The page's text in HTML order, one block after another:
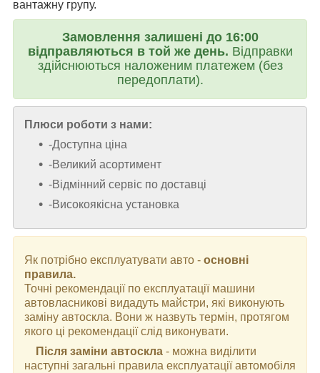
вантажну групу.
Замовлення залишені до 16:00
відправляються в той же день. Відправки
здійснюються наложеним платежем (без
передоплати).
Плюси роботи з нами:
-Доступна ціна
-Великий асортимент
-Відмінний сервіс по доставці
-Високоякісна установка
Як потрібно експлуатувати авто - основні
правила.
Точні рекомендації по експлуатації машини
автовласникові видадуть майстри, які виконують
заміну автоскла. Вони ж назвуть термін, протягом
якого ці рекомендації слід виконувати.
Після заміни автоскла - можна виділити
наступні загальні правила експлуатації автомобіля